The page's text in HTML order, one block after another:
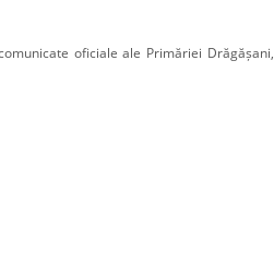
oficiale ale Primăriei Drăgășani,